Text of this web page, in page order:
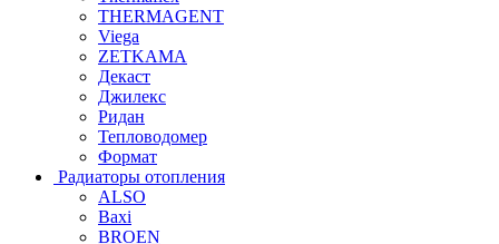
THERMAGENT
Viega
ZETKAMA
Декаст
Джилекс
Ридан
Тепловодомер
Формат
Радиаторы отопления
ALSO
Baxi
BROEN